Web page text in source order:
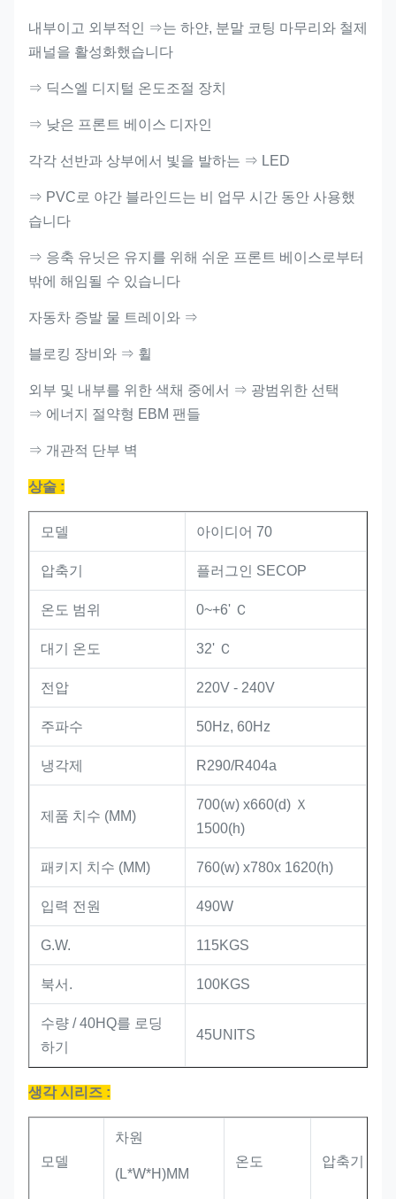
내부이고 외부적인 ⇒는 하얀, 분말 코팅 마무리와 철제
패널을 활성화했습니다
⇒ 딕스엘 디지털 온도조절 장치
⇒ 낮은 프론트 베이스 디자인
각각 선반과 상부에서 빛을 발하는 ⇒ LED
⇒ PVC로 야간 블라인드는 비 업무 시간 동안 사용했
습니다
⇒ 응축 유닛은 유지를 위해 쉬운 프론트 베이스로부터
밖에 해임될 수 있습니다
자동차 증발 물 트레이와 ⇒
블로킹 장비와 ⇒ 휠
외부 및 내부를 위한 색채 중에서 ⇒ 광범위한 선택
⇒ 에너지 절약형 EBM 팬들
⇒ 개관적 단부 벽
상술 :
모델 아이디어 70
압축기 플러그인 SECOP
온도 범위 0~+6' Ｃ
대기 온도 32' Ｃ
전압 220V - 240V
주파수 50Hz, 60Hz
냉각제 R290/R404a
제품 치수 (MM)
700(w) x660(d) Ｘ
1500(h)
패키지 치수 (MM) 760(w) x780x 1620(h)
입력 전원 490W
G.W. 115KGS
북서. 100KGS
수량 / 40HQ를 로딩
하기
45UNITS
생각 시리즈 :
모델
차원
(L*W*H)MM
온도 압축기